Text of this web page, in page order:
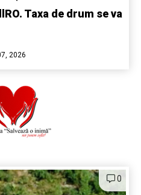
Taxa de drum se va
2026
0